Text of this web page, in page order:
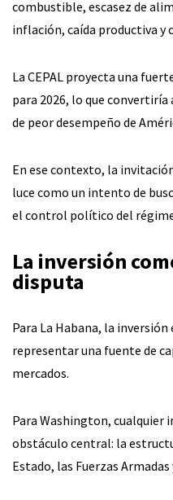
combustible, escasez de
inflación, caída productiva y
La CEPAL proyecta una
para 2026, lo que convertiría
de peor desempeño de
En ese contexto, la
luce como un intento de
el control político del
La inversión
disputa
Para La Habana, la
representar una fuente de
mercados.
Para Washington, cualquier
obstáculo central: la
Estado, las Fuerzas